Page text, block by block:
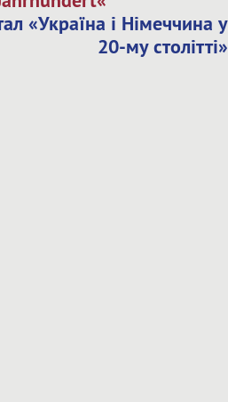
«Україна і Німеччина у
20-му столітті»